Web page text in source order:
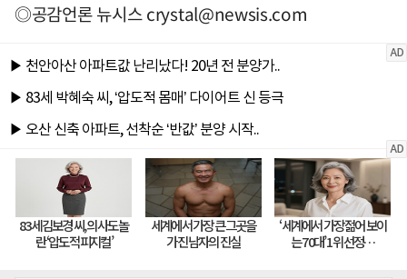
◎공감언론 뉴시스crystal@newsis.com